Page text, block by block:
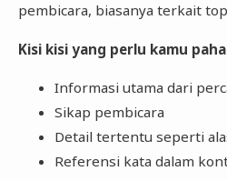
pembicara, biasanya terkait
Kisi kisi yang perlu kamu
Informasi utama dari
Sikap pembicara
Detail tertentu seperti
Referensi kata dalam